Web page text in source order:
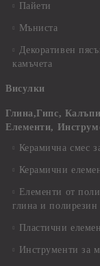
Пайети
Мъниста
Декоративен
камъчета
Висулки
Глина,Гипс,
Елементи,
Керамична смес
Керамични
Елементи от
глина и полирезин
Пластични
Инструменти за